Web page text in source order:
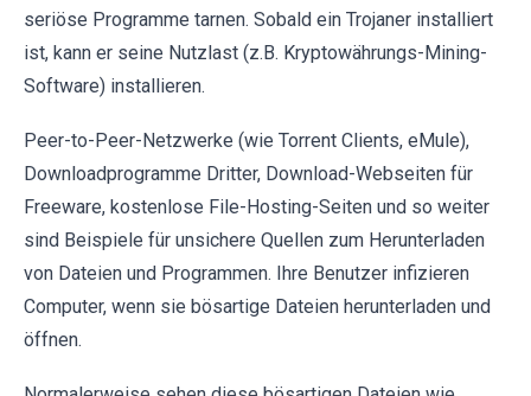
seriöse Programme tarnen. Sobald ein Trojaner installiert
ist, kann er seine Nutzlast (z.B. Kryptowährungs-Mining-
Software) installieren.
Peer-to-Peer-Netzwerke (wie Torrent Clients, eMule),
Downloadprogramme Dritter, Download-Webseiten für
Freeware, kostenlose File-Hosting-Seiten und so weiter
sind Beispiele für unsichere Quellen zum Herunterladen
von Dateien und Programmen. Ihre Benutzer infizieren
Computer, wenn sie bösartige Dateien herunterladen und
öffnen.